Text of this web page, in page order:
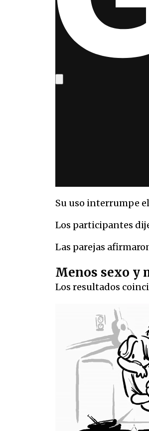
Su uso interrumpe
Los participantes
Las parejas
Menos sexo y
Los resultados